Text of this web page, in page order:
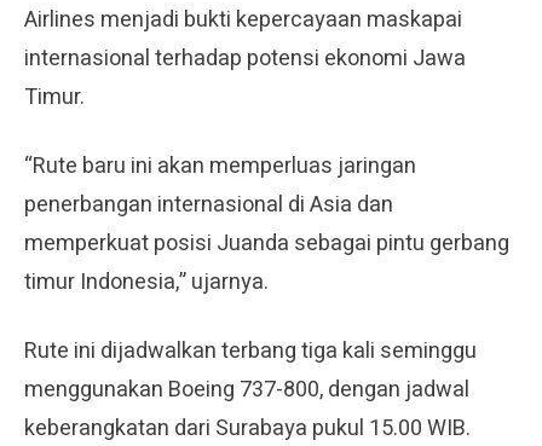
Airlines menjadi bukti kepercayaan maskapai
internasional terhadap potensi ekonomi Jawa
Timur.
“Rute baru ini akan memperluas jaringan
penerbangan internasional di Asia dan
memperkuat posisi Juanda sebagai pintu gerbang
timur Indonesia,” ujarnya.
Rute ini dijadwalkan terbang tiga kali seminggu
menggunakan Boeing 737-800, dengan jadwal
keberangkatan dari Surabaya pukul 15.00 WIB.